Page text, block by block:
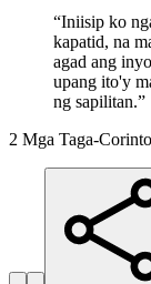
“Iniisip ko
kapatid, na
agad ang
upang ito'y
ng sapilitan.”
2 Mga Taga-